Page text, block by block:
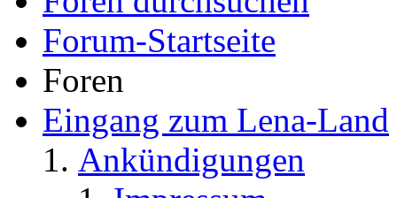
Forum-Startseite
Foren
Eingang zum Lena-Land
Ankündigungen